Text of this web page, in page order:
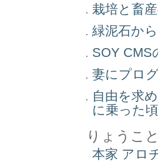
栽培と畜
緑泥石か
SOY CMS
妻にプロ
自由を求
に乗った
りょうこ
本家 アロ